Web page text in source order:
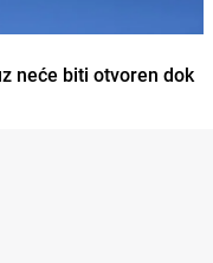
neće biti otvoren dok